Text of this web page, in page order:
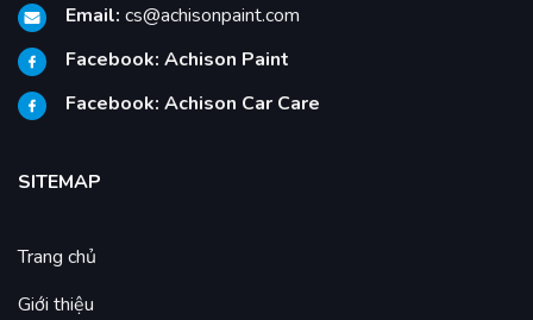
Email: cs@achisonpaint.com
Facebook: Achison Paint
Facebook: Achison Car Care
SITEMAP
Trang chủ
Giới thiệu